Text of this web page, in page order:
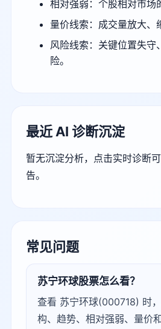
相对强弱：个股相对市场
量价线索：成交量放大、
风险线索：关键位置失守
险。
最近 AI 诊断沉淀
暂无沉淀分析，点击实时诊断
告。
常见问题
苏宁环球股票怎么看？
查看 苏宁环球(000718) 时
构、趋势、相对强弱、量价